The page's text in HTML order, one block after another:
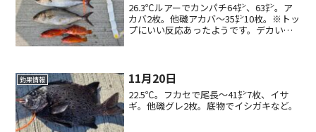
26.3℃ルアーでカンパチ64㌢、63㌢。ア
カバ2枚。他磯アカバ〜35㌢10枚。※トッ
プにいい反応あったようです。デカいの
釣果情報 11月20日
22.5℃。フカセで尾長〜41㌢7枚、イサ
ギ。他磯グレ2枚。底物でイシガキなど。